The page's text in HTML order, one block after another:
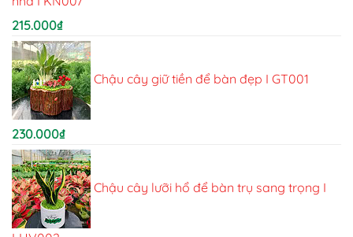
215.000₫
Chậu cây giữ tiền để bàn đẹp I GT001
230.000₫
Chậu cây lưỡi hổ để bàn trụ sang trọng I